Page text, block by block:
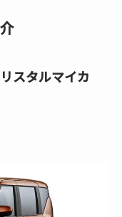
スタルマイカ